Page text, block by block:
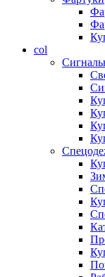
col